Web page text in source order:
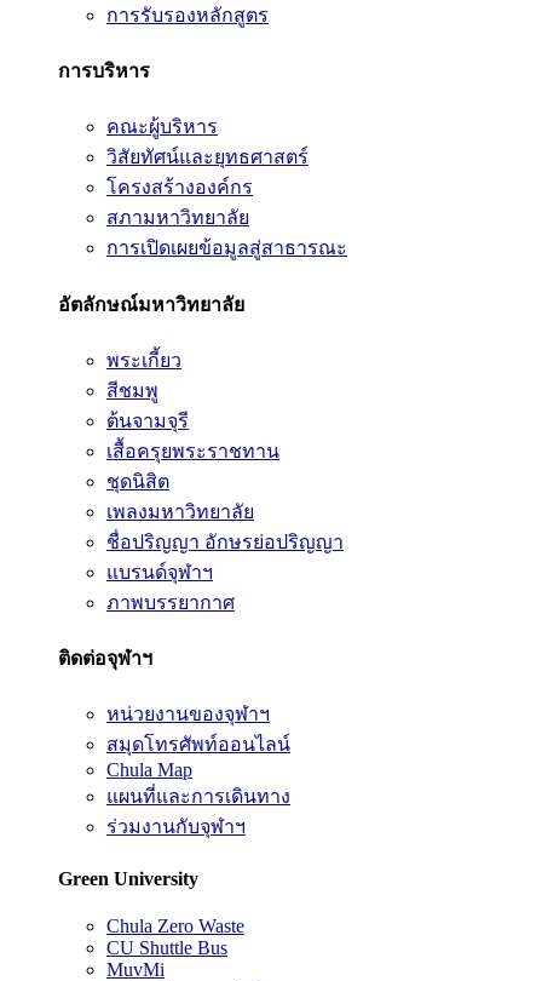
การรับรองหลักสูตร
การบริหาร
คณะผู้บริหาร
วิสัยทัศน์และยุทธศาสตร์
โครงสร้างองค์กร
สภามหาวิทยาลัย
การเปิดเผยข้อมูลสู่สาธารณะ
อัตลักษณ์มหาวิทยาลัย
พระเกี้ยว
สีชมพู
ต้นจามจุรี
เสื้อครุยพระราชทาน
ชุดนิสิต
เพลงมหาวิทยาลัย
ชื่อปริญญา อักษรย่อปริญญา
แบรนด์จุฬาฯ
ภาพบรรยากาศ
ติดต่อจุฬาฯ
หน่วยงานของจุฬาฯ
สมุดโทรศัพท์ออนไลน์
Chula Map
แผนที่และการเดินทาง
ร่วมงานกับจุฬาฯ
Green University
Chula Zero Waste
CU Shuttle Bus
MuvMi